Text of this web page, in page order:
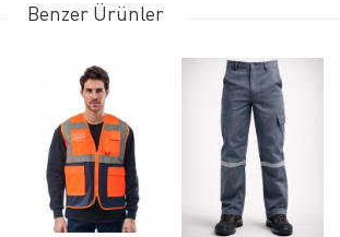
Benzer Ürünler